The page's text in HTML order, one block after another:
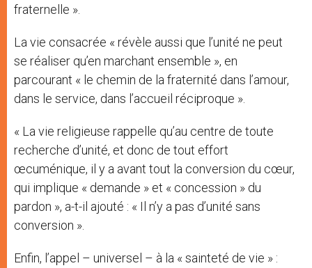
fraternelle ».
La vie consacrée « révèle aussi que l’unité ne peut
se réaliser qu’en marchant ensemble », en
parcourant « le chemin de la fraternité dans l’amour,
dans le service, dans l’accueil réciproque ».
« La vie religieuse rappelle qu’au centre de toute
recherche d’unité, et donc de tout effort
œcuménique, il y a avant tout la conversion du cœur,
qui implique « demande » et « concession » du
pardon », a-t-il ajouté : « Il n’y a pas d’unité sans
conversion ».
Enfin, l’appel – universel – à la « sainteté de vie » :